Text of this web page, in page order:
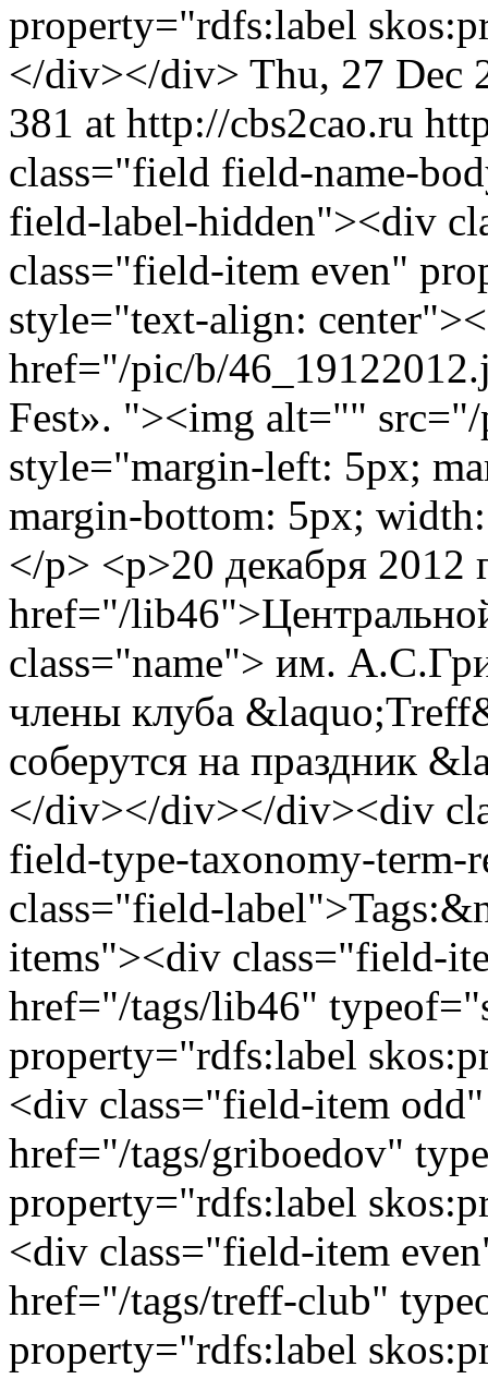
property="rdfs:label
</div></div> Thu, 27 Dec
381 at http://cbs2cao.ru
class="field field-name-
field-label-hidden"><div
class="field-item even"
style="text-align:
href="/pic/b/
Fest». "><img alt=""
style="margin-left: 5px;
margin-bottom: 5px;
</p> <p>20 декабря 2012
href="/
class="name"> им.
члены клуба
соберутся на праздник
</div></div></div><div
field-type-taxonomy-term-
class="field-
items"><div class="field-
href="/tags/lib46"
property="rdfs:label
<div class="field-item
href="/tags/griboedov"
property="rdfs:label
<div class="field-item
href="/tags/treff-club"
property="rdfs:label